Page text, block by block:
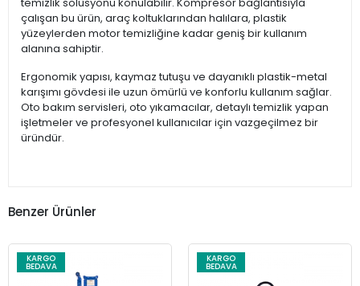
temizlik solüsyonu konulabilir. Kompresör bağlantısıyla
çalışan bu ürün, araç koltuklarından halılara, plastik
yüzeylerden motor temizliğine kadar geniş bir kullanım
alanına sahiptir.
Ergonomik yapısı, kaymaz tutuşu ve dayanıklı plastik-metal
karışımı gövdesi ile uzun ömürlü ve konforlu kullanım sağlar.
Oto bakım servisleri, oto yıkamacılar, detaylı temizlik yapan
işletmeler ve profesyonel kullanıcılar için vazgeçilmez bir
üründür.
Benzer Ürünler
KARGO
BEDAVA
KARGO
BEDAVA